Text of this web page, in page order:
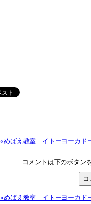
«めばえ教室 イトーヨーカド
コメントは下のボタン
«めばえ教室 イトーヨーカド